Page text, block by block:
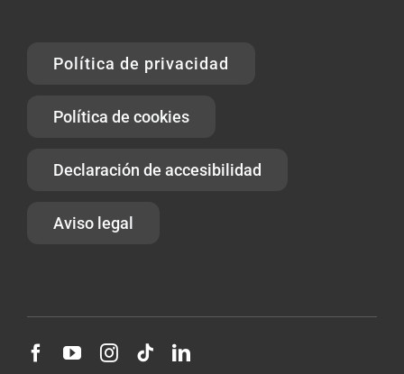
Política de privacidad
Política de cookies
Declaración de accesibilidad
Aviso legal